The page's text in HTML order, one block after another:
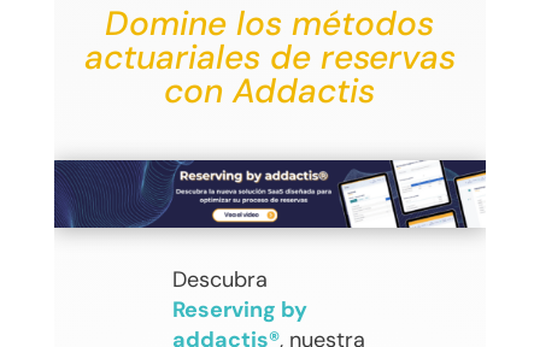
Domine los métodos
actuariales de reservas
con Addactis
Descubra
Reserving by
addactis®, nuestra